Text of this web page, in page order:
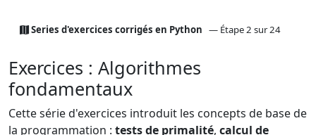
Series d'exercices corrigés en Python — Étape 2 sur 24
Exercices : Algorithmes
fondamentaux
Cette série d'exercices introduit les concepts de base de
la programmation : tests de primalité, calcul de